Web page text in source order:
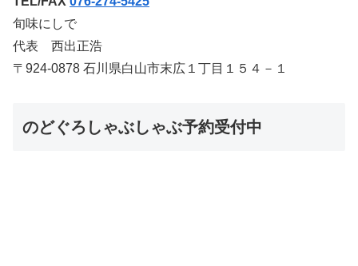
旬味にしで
代表 西出正浩
〒924-0878 石川県白山市末広１丁目１５４－１
のどぐろしゃぶしゃぶ予約受付中